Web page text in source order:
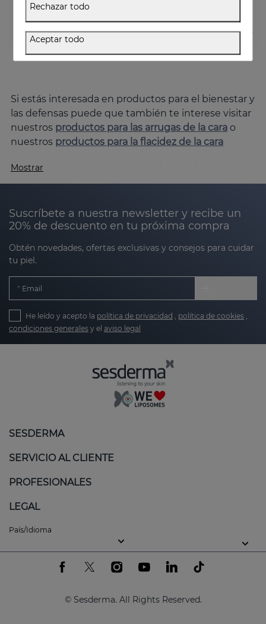
Si estás interesada en productos para el bienestar y
las defensas puede que también te interese visitar
nuestros productos para las arrugas de la cara o
nuestros productos para la flacidez de la cara
Si quieres saber más sobre productos de cosmética
Serum para la cara
o nuestra sección de
Contorno
de ojos
Mostrar
Suscríbete a nuestra newsletter y recibe un
20% de descuento en tu próxima compra
Obtén novedades, ofertas exclusivas y consejos para cuidar
tu piel.
Email
He leído y acepto la política de privacidad política de cookies
condiciones generales y el aviso legal
SESDERMA
SERVICIO AL CLIENTE
PROFESIONALES
LEGAL
País/Idioma
© Sesderma. All Rights Reserved.
Rechazar todo
Aceptar todo